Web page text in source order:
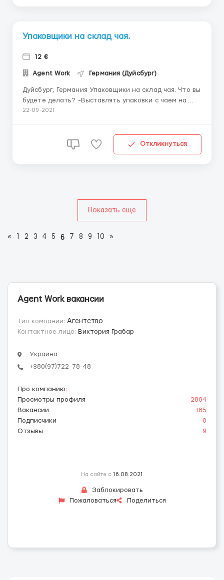
Упаковщики на склад чая.
12 €
Agent Work Германия (Дуйсбург)
Дуйсбург, Германия Упаковщики на склад чая. Что вы
будете делать? -Выставлять упаковки с чаем на
дисплей - Проводить визуальный осмотр и выявлять
виза -Мужчины -В...
22-09-2021
Откликнуться
Показать еще
« 2 3 4 5 6 7 8 9 10 »
Agent Work вакансии
Тип компании: Агентство
Контактное лицо: Виктория Грабар
Украина
+380(97)722-78-48
Про компанию:
Просмотры профиля
2804
Вакансии
185
Подписчики
0
Отзывы
9
На сайте с 16.08.2021
Заблокировать
Пожаловаться
Поделиться